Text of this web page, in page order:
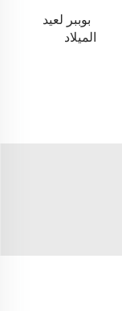
بوببر لعيد
الميلاد